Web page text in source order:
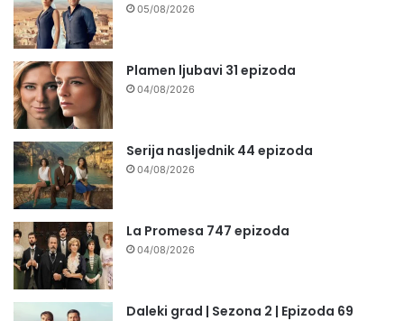
05/08/2026
Plamen ljubavi 31 epizoda
04/08/2026
Serija nasljednik 44 epizoda
04/08/2026
La Promesa 747 epizoda
04/08/2026
Daleki grad | Sezona 2 | Epizoda 69